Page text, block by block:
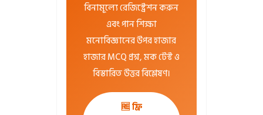
বিনামূল্যে রেজিস্ট্রেশন করুন
এবং পান শিক্ষা
মনোবিজ্ঞানের উপর হাজার
হাজার MCQ প্রশ্ন, মক টেস্ট ও
বিস্তারিত উত্তর বিশ্লেষণ।
🆓 ফ্রি